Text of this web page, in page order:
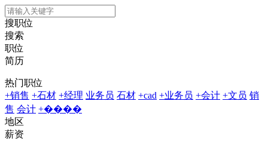
搜职位
搜索
职位
简历
热门职位
+销售 +石材 +经理 业务员 石材 +cad +业务员 +会计 +文员 销
售 会计 +����
地区
薪资